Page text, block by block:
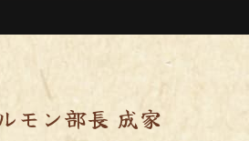
モン部長 成家